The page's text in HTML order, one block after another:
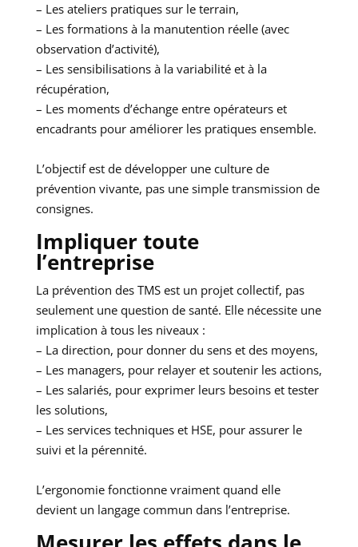
– Les ateliers pratiques sur le terrain,
– Les formations à la manutention réelle (avec
observation d’activité),
– Les sensibilisations à la variabilité et à la
récupération,
– Les moments d’échange entre opérateurs et
encadrants pour améliorer les pratiques ensemble.
L’objectif est de développer une culture de
prévention vivante, pas une simple transmission de
consignes.
Impliquer toute
l’entreprise
La prévention des TMS est un projet collectif, pas
seulement une question de santé. Elle nécessite une
implication à tous les niveaux :
– La direction, pour donner du sens et des moyens,
– Les managers, pour relayer et soutenir les actions,
– Les salariés, pour exprimer leurs besoins et tester
les solutions,
– Les services techniques et HSE, pour assurer le
suivi et la pérennité.
L’ergonomie fonctionne vraiment quand elle
devient un langage commun dans l’entreprise.